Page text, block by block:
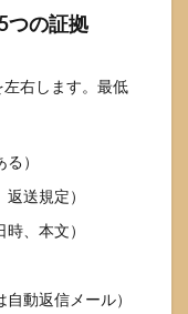
つの証拠
右します。最低
）
送規定）
、本文）
動返信メール）